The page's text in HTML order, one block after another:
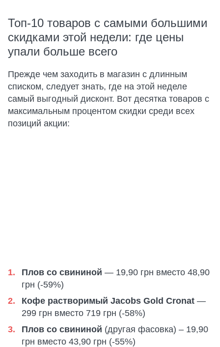
Топ-10 товаров с самыми большими
скидками этой недели: где цены
упали больше всего
Прежде чем заходить в магазин с длинным
списком, следует знать, где на этой неделе
самый выгодный дисконт. Вот десятка товаров с
максимальным процентом скидки среди всех
позиций акции:
Плов со свининой — 19,90 грн вместо 48,90
грн (-59%)
Кофе растворимый Jacobs Gold Cronat —
299 грн вместо 719 грн (-58%)
Плов со свининой (другая фасовка) – 19,90
грн вместо 43,90 грн (-55%)